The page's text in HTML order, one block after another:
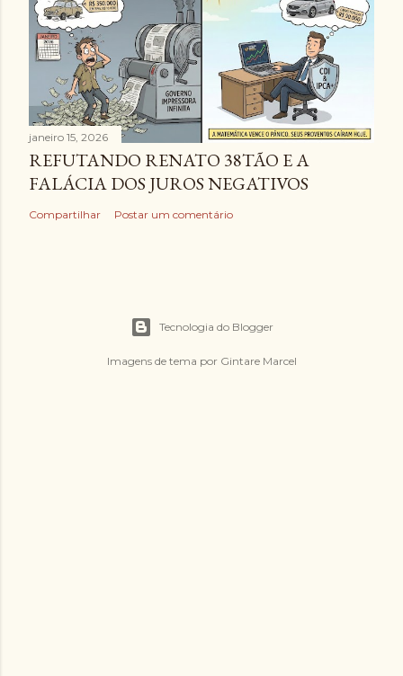
janeiro 15, 2026
REFUTANDO RENATO 38TÃO E A
FALÁCIA DOS JUROS NEGATIVOS
Compartilhar Postar um comentário
Tecnologia do Blogger
Imagens de tema por Gintare Marcel